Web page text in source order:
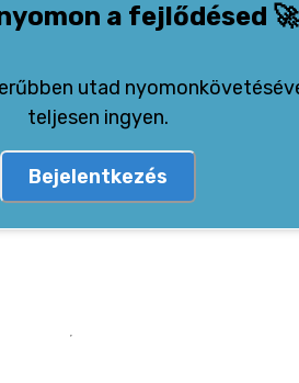
a fejlődésed 🚀
utad
teljesen ingyen.
Bejelentkezés